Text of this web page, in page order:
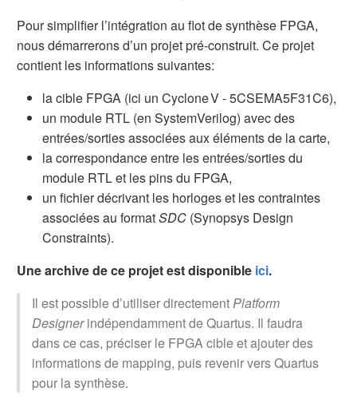
Pour simplifier l’intégration au flot de synthèse FPGA,
nous démarrerons d’un projet pré-construit. Ce projet
contient les informations suivantes:
la cible FPGA (ici un Cyclone V - 5CSEMA5F31C6),
un module RTL (en SystemVerilog) avec des
entrées/sorties associées aux éléments de la carte,
la correspondance entre les entrées/sorties du
module RTL et les pins du FPGA,
un fichier décrivant les horloges et les contraintes
associées au formatSDC (Synopsys Design
Constraints).
Une archive de ce projet est disponible ici.
Il est possible d’utiliser directementPlatform
Designerindépendamment de Quartus. Il faudra
dans ce cas, préciser le FPGA cible et ajouter des
informations de mapping, puis revenir vers Quartus
pour la synthèse.